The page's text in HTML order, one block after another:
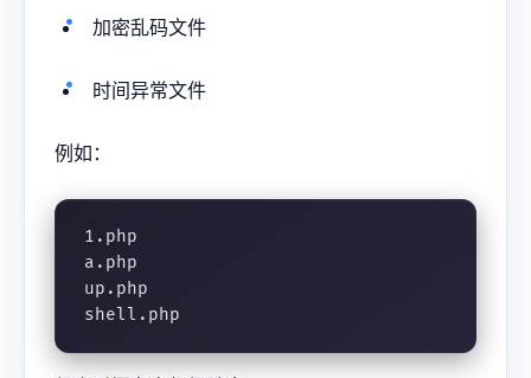
加密乱码文件
时间异常文件
例如：
1.php
a.php
up.php
shell.php